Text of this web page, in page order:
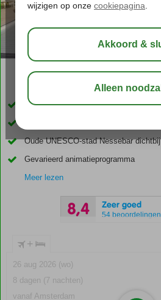
aug 29°C
Rustige ligging vlakbij het strand
Oude UNESCO-stad Nessebar dichtbij
Gevarieerd animatieprogramma
Meer lezen
8,4 Zeer goed
54 beoordelingen
+
26 aug 2026 (wo)
8 dagen (7 nachten)
vanaf Amsterdam